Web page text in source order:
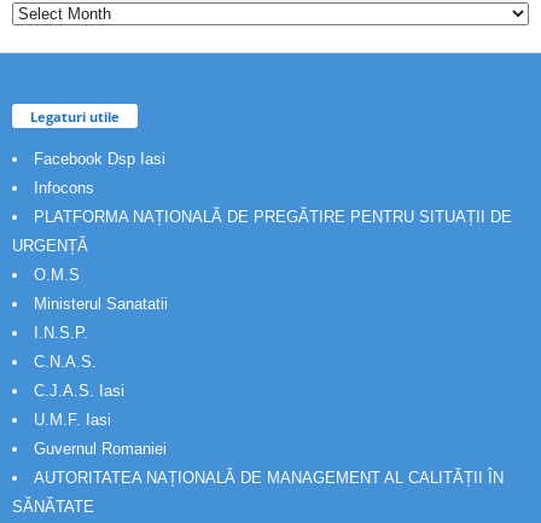
Legaturi utile
Facebook Dsp Iasi
Infocons
PLATFORMA NAȚIONALĂ DE PREGĂTIRE PENTRU SITUAȚII DE
URGENȚĂ
O.M.S
Ministerul Sanatatii
I.N.S.P.
C.N.A.S.
C.J.A.S. Iasi
U.M.F. Iasi
Guvernul Romaniei
AUTORITATEA NAȚIONALĂ DE MANAGEMENT AL CALITĂȚII ÎN
SĂNĂTATE